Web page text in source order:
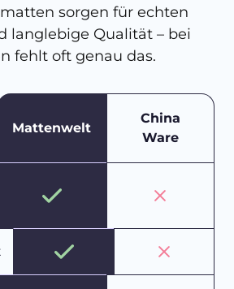
sorgen für echten
langlebige Qualität – bei
fehlt oft genau das.
Mattenwelt
China
Ware